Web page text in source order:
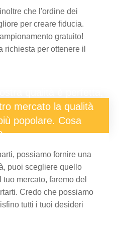
che l'ordine dei
per creare fiducia.
gratuito!
richiesta per ottenere il
mercato la qualità
popolare. Cosa
possiamo fornire una
puoi scegliere quello
mercato, faremo del
Credo che possiamo
tutti i tuoi desideri